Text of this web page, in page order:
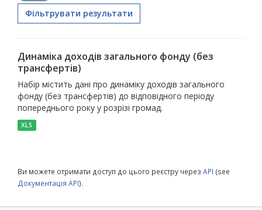
Фільтрувати результати
Динаміка доходів загального фонду (без
трансфертів)
Набір містить дані про динаміку доходів загального
фонду (без трансфертів) до відповідного періоду
попереднього року у розрізі громад.
XLS
Ви можете отримати доступ до цього реєстру через API (see
Документація API).